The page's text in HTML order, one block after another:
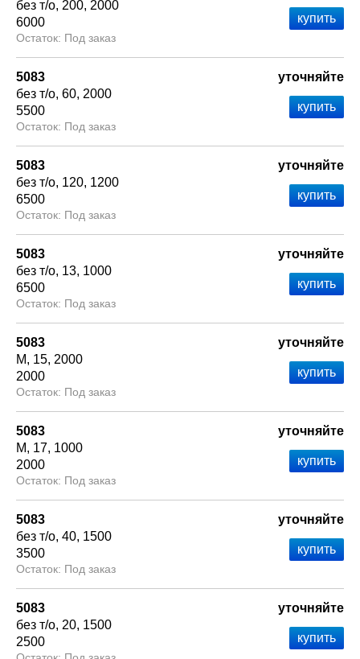
без т/о 200 2000
6000
Под заказ
5083
без т/о 60 2000
5500
Под заказ
уточняйте
5083
без т/о 120 1200
6500
Под заказ
уточняйте
5083
без т/о 13 1000
6500
Под заказ
уточняйте
5083
М
15 2000
2000
Под заказ
уточняйте
5083
М
17 1000
2000
Под заказ
уточняйте
5083
без т/о 40 1500
3500
Под заказ
уточняйте
5083
без т/о 20 1500
2500
уточняйте